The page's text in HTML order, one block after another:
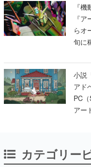
『
『
らオ
旬に
小説
アド
PC
アー
カテゴリー